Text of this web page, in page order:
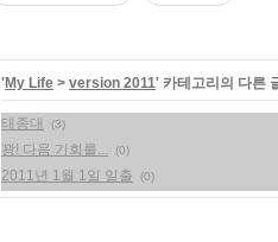
'My Life > version 2011' 카테고리의 다른
태종대 (3)
꽝! 다음 기회를... (0)
2011년 1월 1일 일출 (0)